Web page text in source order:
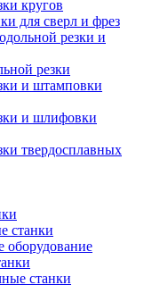
кругов
для сверл и фрез
резки и
резки
и штамповки
и шлифовки
твердосплавных
станки
оборудование
станки